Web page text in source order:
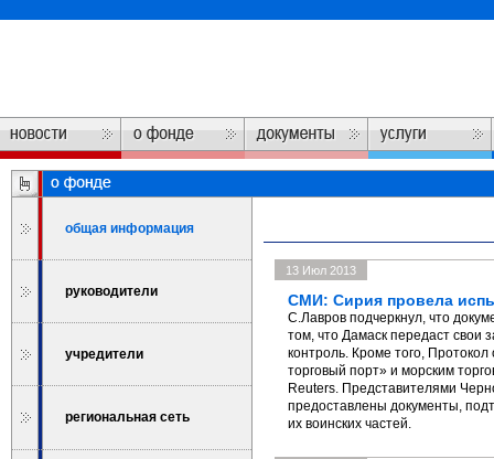
общая информация
руководители
учредители
региональная сеть
13 Июл 2013
СМИ: Сирия провела
С.Лавров подчеркнул, что
том, что Дамаск передаст свои
контроль. Кроме того,
торговый порт» и морским
Reuters. Представителями
предоставлены документы,
их воинских частей.